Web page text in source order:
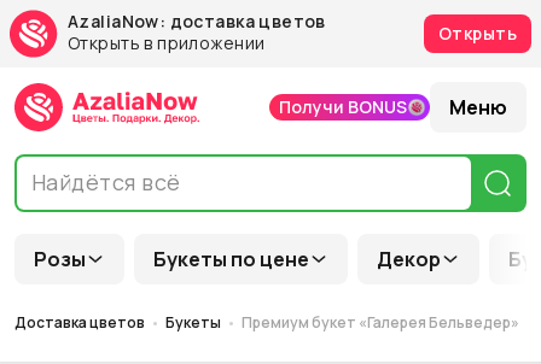
AzaliaNow: доставка цветов
Открыть в приложении
Открыть
Розы Букеты по цене Декор
Получи BONUS Меню
Доставка цветов Букеты Премиум букет «Галерея Бельведер»